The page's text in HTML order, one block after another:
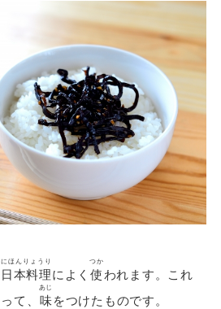
日本料理
にほんりょうり
によく使
つか
われます。これ
って、 味
あじ
をつけたものです。